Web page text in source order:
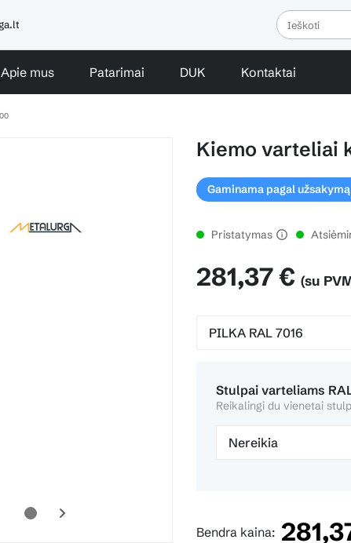
Apie mus Patarimai DUK Kontaktai
Kiemo varteliai
Gaminama pagal
Pristatymas
281,37 € (su
Stulpai varteliams
Reikalingi du vienetai
Nereikia
Bendra kaina: